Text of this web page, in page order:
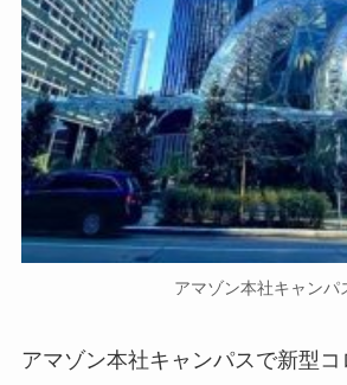
アマゾン本社キャンパ
アマゾン本社キャンパスで新型